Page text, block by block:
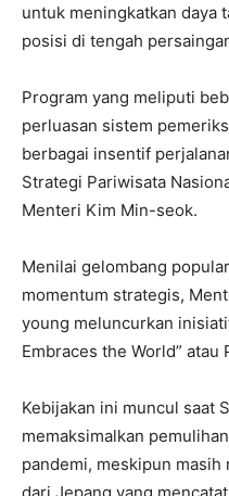
untuk meningkatkan daya
posisi di tengah
Program yang meliputi
perluasan sistem
berbagai insentif
Strategi Pariwisata
Menteri Kim Min-seok.
Menilai gelombang
momentum strategis,
young meluncurkan
Embraces the World”
Kebijakan ini muncul saat
memaksimalkan
pandemi, meskipun